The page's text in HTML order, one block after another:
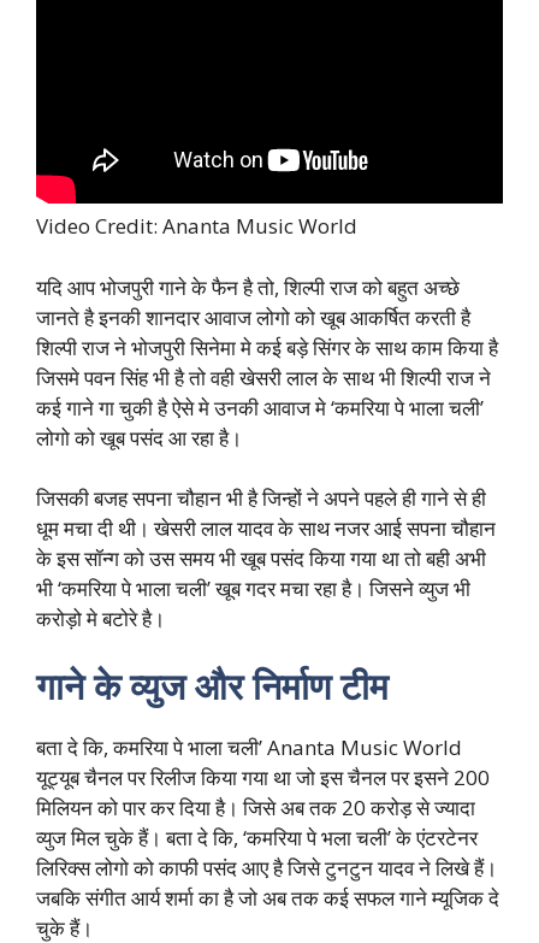
Video Credit: Ananta Music World
यदि आप भोजपुरी गाने के फैन है तो, शिल्पी राज को बहुत अच्छे
जानते है इनकी शानदार आवाज लोगो को खूब आकर्षित करती है
शिल्पी राज ने भोजपुरी सिनेमा मे कई बड़े सिंगर के साथ काम किया है
जिसमे पवन सिंह भी है तो वही खेसरी लाल के साथ भी शिल्पी राज ने
कई गाने गा चुकी है ऐसे मे उनकी आवाज मे ‘कमरिया पे भाला चली’
लोगो को खूब पसंद आ रहा है।
जिसकी बजह सपना चौहान भी है जिन्हों ने अपने पहले ही गाने से ही
धूम मचा दी थी। खेसरी लाल यादव के साथ नजर आई सपना चौहान
के इस सॉन्ग को उस समय भी खूब पसंद किया गया था तो बही अभी
भी ‘कमरिया पे भाला चली’ खूब गदर मचा रहा है। जिसने व्युज भी
करोड़ो मे बटोरे है।
गाने के व्युज और निर्माण टीम
बता दे कि, कमरिया पे भाला चली’ Ananta Music World
यूट्यूब चैनल पर रिलीज किया गया था जो इस चैनल पर इसने 200
मिलियन को पार कर दिया है। जिसे अब तक 20 करोड़ से ज्यादा
व्युज मिल चुके हैं। बता दे कि, ‘कमरिया पे भला चली’ के एंटरटेनर
लिरिक्स लोगो को काफी पसंद आए है जिसे टुनटुन यादव ने लिखे हैं।
जबकि संगीत आर्य शर्मा का है जो अब तक कई सफल गाने म्यूजिक दे
चुके हैं।